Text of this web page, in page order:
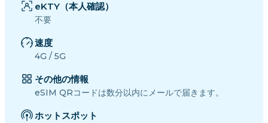
eKTY（本人確認）
不要
速度
4G / 5G
その他の情報
eSIM QRコードは数分以内にメールで届きます。
ホットスポット